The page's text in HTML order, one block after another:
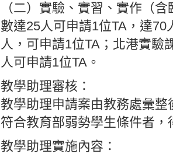
（二）實驗、實習、實作（
數達25人可申請1位TA，達
人，可申請1位TA；北港實驗
人可申請1位TA。
教學助理審核：
教學助理申請案由教務處彙
符合教育部弱勢學生條件者，
教學助理實施內容：